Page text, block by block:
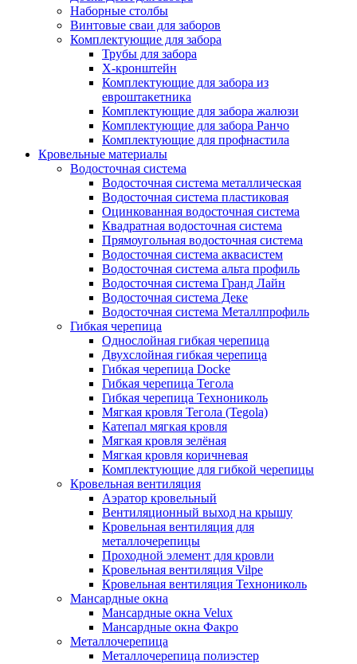
Наборные столбы
Винтовые сваи для заборов
Комплектующие для забора
Трубы для забора
Х-кронштейн
Комплектующие для забора из
евроштакетника
Комплектующие для забора жалюзи
Комплектующие для забора Ранчо
Комплектующие для профнастила
Кровельные материалы
Водосточная система
Водосточная система металлическая
Водосточная система пластиковая
Оцинкованная водосточная система
Квадратная водосточная система
Прямоугольная водосточная система
Водосточная система аквасистем
Водосточная система альта профиль
Водосточная система Гранд Лайн
Водосточная система Деке
Водосточная система Металлпрофиль
Гибкая черепица
Однослойная гибкая черепица
Двухслойная гибкая черепица
Гибкая черепица Docke
Гибкая черепица Тегола
Гибкая черепица Технониколь
Мягкая кровля Тегола (Tegola)
Катепал мягкая кровля
Мягкая кровля зелёная
Мягкая кровля коричневая
Комплектующие для гибкой черепицы
Кровельная вентиляция
Аэратор кровельный
Вентиляционный выход на крышу
Кровельная вентиляция для
металлочерепицы
Проходной элемент для кровли
Кровельная вентиляция Vilpe
Кровельная вентиляция Технониколь
Мансардные окна
Мансардные окна Velux
Мансардные окна Факро
Металлочерепица
Металлочерепица полиэстер